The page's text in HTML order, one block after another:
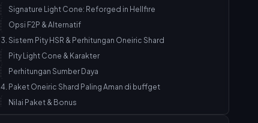
Signature Light Cone: Reforged in Hellfire
Opsi F2P & Alternatif
3. Sistem Pity HSR & Perhitungan Oneiric Shard
Pity Light Cone & Karakter
Perhitungan Sumber Daya
4. Paket Oneiric Shard Paling Aman di buffget
Nilai Paket & Bonus